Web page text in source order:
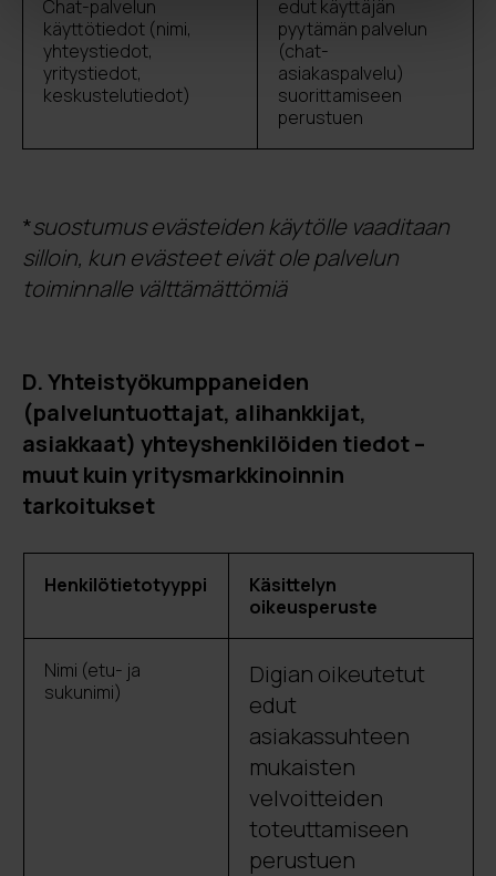
Chat-palvelun
käyttötiedot (nimi,
yhteystiedot,
yritystiedot,
keskustelutiedot)
edut käyttäjän
pyytämän palvelun
(chat-
asiakaspalvelu)
suorittamiseen
perustuen
*suostumus evästeiden käytölle vaaditaan
silloin, kun evästeet eivät ole palvelun
toiminnalle välttämättömiä
D. Yhteistyökumppaneiden
(palveluntuottajat, alihankkijat,
asiakkaat) yhteyshenkilöiden tiedot –
muut kuin yritysmarkkinoinnin
tarkoitukset
Henkilötietotyyppi
Käsittelyn
oikeusperuste
Nimi (etu- ja
sukunimi)
Digian oikeutetut
edut
asiakassuhteen
mukaisten
velvoitteiden
toteuttamiseen
perustuen